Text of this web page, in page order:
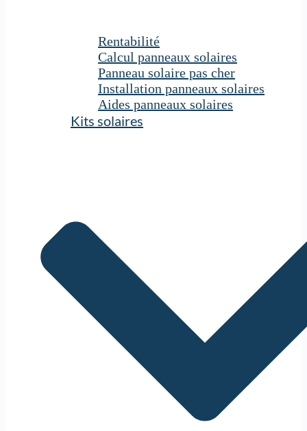
Rentabilité
Calcul panneaux solaires
Panneau solaire pas cher
Installation panneaux solaires
Aides panneaux solaires
Kits solaires